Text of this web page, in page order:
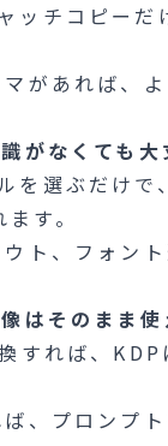
ッチコピーだ
があれば、
がなくても大
を選ぶだけで
す。
ト、フォント
はそのまま使
すれば、KDP
、プロンプ